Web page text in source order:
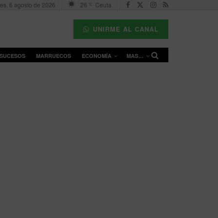
6 agosto de 2026 26 °C Ceuta
UNIRME AL CANAL
MARRUECOS ECONOMÍA MAS…